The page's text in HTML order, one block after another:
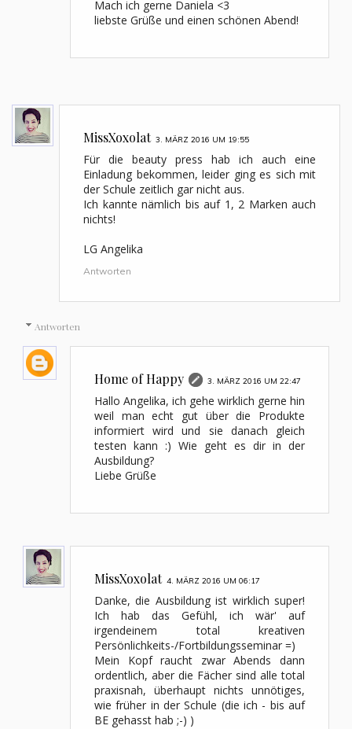
Mach ich gerne Daniela <3
liebste Grüße und einen schönen Abend!
MissXoxolat 3. MÄRZ 2016 UM 19:55
Für die beauty press hab ich auch eine
Einladung bekommen, leider ging es sich mit
der Schule zeitlich gar nicht aus.
Ich kannte nämlich bis auf 1, 2 Marken auch
nichts!
LG Angelika
Antworten
Antworten
Home of Happy 3. MÄRZ 2016 UM 22:47
Hallo Angelika, ich gehe wirklich gerne hin
weil man echt gut über die Produkte
informiert wird und sie danach gleich
testen kann :) Wie geht es dir in der
Ausbildung?
Liebe Grüße
MissXoxolat 4. MÄRZ 2016 UM 06:17
Danke, die Ausbildung ist wirklich super!
Ich hab das Gefühl, ich wär' auf
irgendeinem total kreativen
Persönlichkeits-/Fortbildungsseminar =)
Mein Kopf raucht zwar Abends dann
ordentlich, aber die Fächer sind alle total
praxisnah, überhaupt nichts unnötiges,
wie früher in der Schule (die ich - bis auf
BE gehasst hab ;-) )